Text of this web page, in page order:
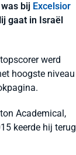
bij Excelsior
gaat in Israël
werd
hoogste niveau
Academical,
keerde hij terug